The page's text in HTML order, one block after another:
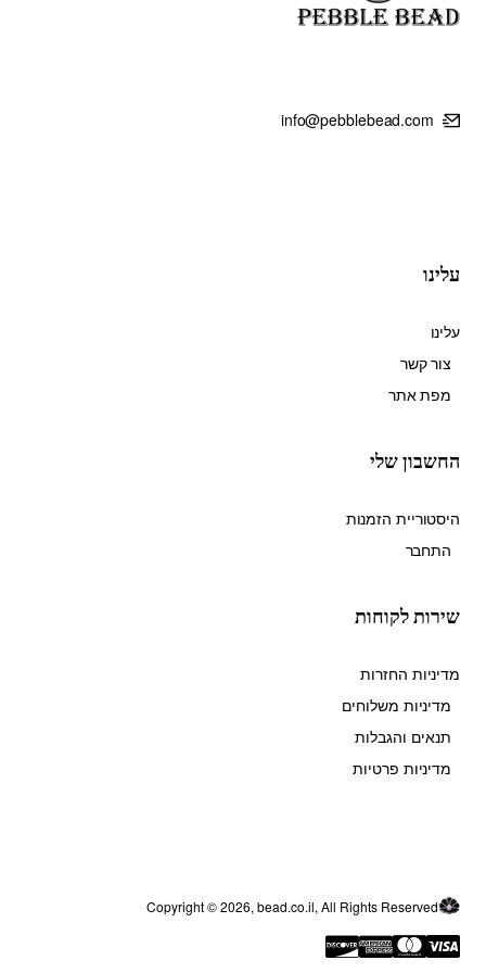
info@pebblebead.com
עלינו
עלינו
צור קשר
מפת אתר
החשבון שלי
היסטוריית הזמנות
התחבר
שירות לקוחות
מדיניות החזרות
מדיניות משלוחים
תנאים והגבלות
מדיניות פרטיות
Copyright © 2026, bead.co.il, All Rights Reserved